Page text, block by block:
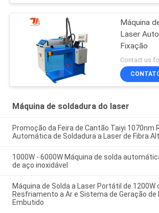
Máquina
Laser
Fixação
Máquina de soldadura do laser
Promoção da Feira de Cantão Taiyi 1070nm
Automática de Soldadura a Laser de Fibra
1000W - 6000W Máquina de solda
de aço inoxidável
Máquina de Solda a Laser Portátil de 1200W
Resfriamento a Ar e Sistema de Geração de
Embutido